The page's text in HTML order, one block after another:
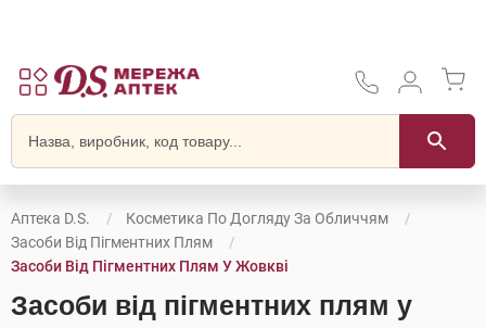
Аптека D.S.
Косметика По Догляду За Обличчям
Засоби Від Пігментних Плям
Засоби Від Пігментних Плям У Жовкві
Засоби від пігментних плям у